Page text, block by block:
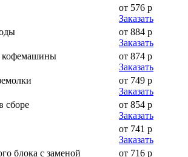
от 576 р
Заказать
от 884 р
Заказать
кофемашины
от 874 р
Заказать
от 749 р
Заказать
сборе
от 854 р
Заказать
от 741 р
Заказать
блока с заменой
от 716 р